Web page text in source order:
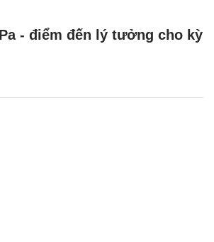
- điểm đến lý tưởng cho kỳ